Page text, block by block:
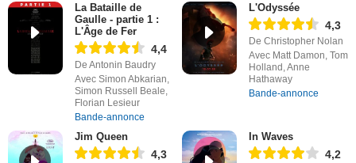
La Bataille de
Gaulle - partie 1 :
L'Âge de Fer
4,4
De Antonin Baudry
Avec Simon Abkarian,
Simon Russell Beale,
Florian Lesieur
Bande-annonce
L'Odyssée
4,3
De Christopher Nolan
Avec Matt Damon, Tom
Holland, Anne
Hathaway
Bande-annonce
Jim Queen
4,3
In Waves
4,2